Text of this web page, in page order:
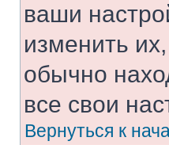
ваши
изменить
обычно
все свои
Вернуться к